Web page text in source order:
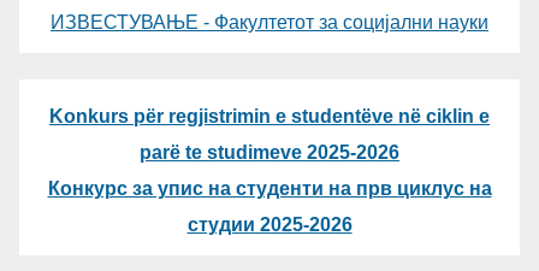
ИЗВЕСТУВАЊЕ - Факултетот за социјални науки
Konkurs për regjistrimin e studentëve në ciklin e
parë te studimeve 2025-2026
Конкурс за упис на студенти на прв циклус на
студии 2025-2026